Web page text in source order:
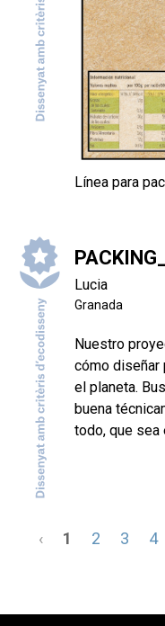
Línea para
Lucia
Granada
Nuestro
cómo diseñar
el planeta.
buena
todo, que sea
‹ 1 2 3 4